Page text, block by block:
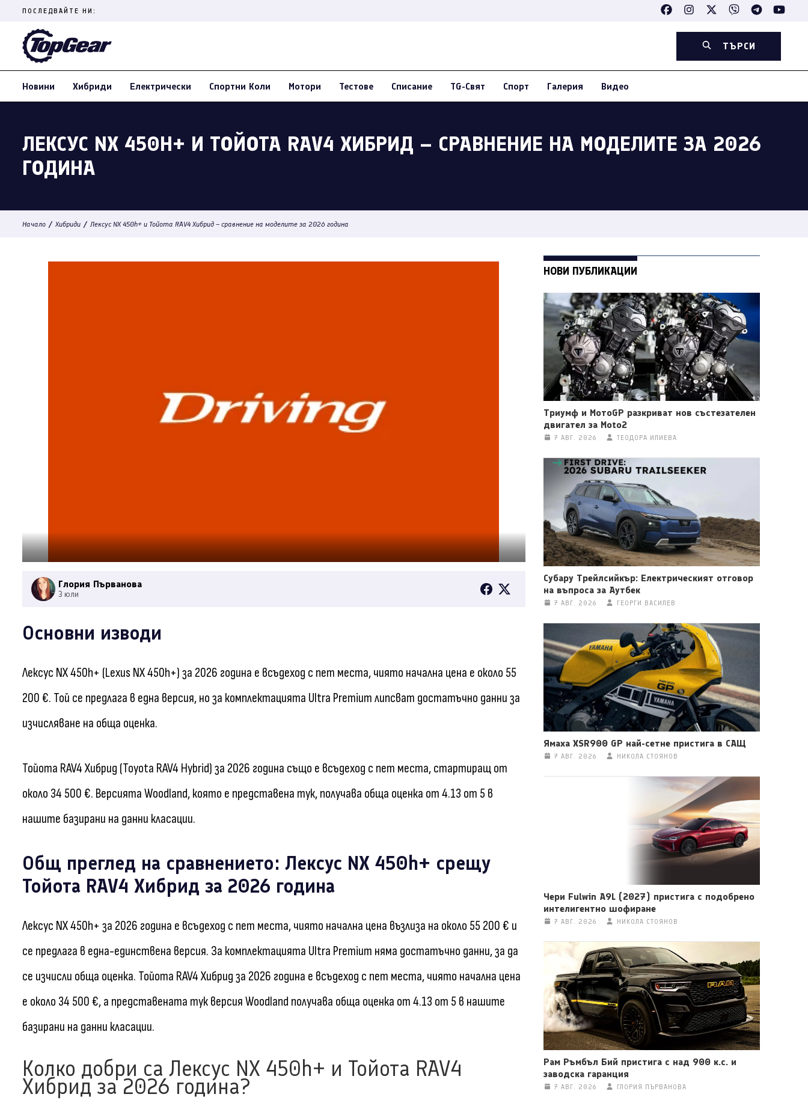
content
(Press
ПОСЛЕДВАЙТЕ НИ:
ТЪРСИ
Новини Хибриди Електрически Спортни Коли Мотори Тестове Списание TG-Свят Спорт Галерия Видео
ЛЕКСУС NX 450H+ И ТОЙОТА RAV4 ХИБРИД – СРАВНЕНИЕ НА МОДЕЛИТЕ ЗА 2026
ГОДИНА
Начало / Хибриди / Лексус NX 450h+ и Тойота RAV4 Хибрид – сравнение на моделите за 2026 година
Глория Първанова
3 юли
Основни изводи
Лексус NX 450h+ (Lexus NX 450h+) за 2026 година е всъдеход с пет места, чиято начална цена е около 55
200 €. Той се предлага в една версия, но за комплектацията Ultra Premium липсват достатъчно данни за
изчисляване на обща оценка.
Тойота RAV4 Хибрид (Toyota RAV4 Hybrid) за 2026 година също е всъдеход с пет места, стартиращ от
около 34 500 €. Версията Woodland, която е представена тук, получава обща оценка от 4.13 от 5 в
нашите базирани на данни класации.
Общ преглед на сравнението: Лексус NX 450h+ срещу
Тойота RAV4 Хибрид за 2026 година
Лексус NX 450h+ за 2026 година е всъдеход с пет места, чиято начална цена възлиза на около 55 200 € и
се предлага в една-единствена версия. За комплектацията Ultra Premium няма достатъчно данни, за да
се изчисли обща оценка. Тойота RAV4 Хибрид за 2026 година е всъдеход с пет места, чиято начална цена
е около 34 500 €, а представената тук версия Woodland получава обща оценка от 4.13 от 5 в нашите
базирани на данни класации.
Колко добри са Лексус NX 450h+ и Тойота RAV4
Хибрид за 2026 година?
НОВИ ПУБЛИКАЦИИ
Триумф и МотоGP разкриват нов състезателен
двигател за Moto2
7 АВГ. 2026 ТЕОДОРА ИЛИЕВА
Субару Трейлсийкър: Електрическият отговор
на въпроса за Аутбек
7 АВГ. 2026 ГЕОРГИ ВАСИЛЕВ
Ямаха XSR900 GP най-сетне пристига в САЩ
7 АВГ. 2026 НИКОЛА СТОЯНОВ
Чери Fulwin A9L (2027) пристига с подобрено
интелигентно шофиране
7 АВГ. 2026 НИКОЛА СТОЯНОВ
Рам Ръмбъл Бий пристига с над 900 к.с. и
заводска гаранция
7 АВГ. 2026 ГЛОРИЯ ПЪРВАНОВА